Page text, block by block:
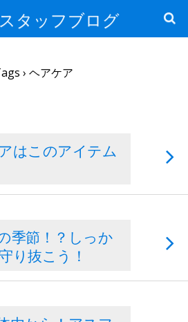
タッフブログ
› ヘアケア
はこのアイテム
季節！？しっか
り抜こう！